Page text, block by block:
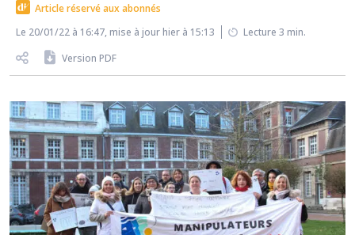
Article réservé aux abonnés
Le 20/01/22 à 16:47, mise à jour hier à 15:13
Lecture 3 min.
Version PDF